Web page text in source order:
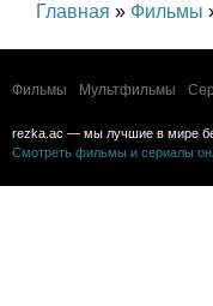
Главная » Фильмы
Фильмы Мультфильмы
rezka.ac — мы лучшие в мире
Смотреть фильмы и сериалы